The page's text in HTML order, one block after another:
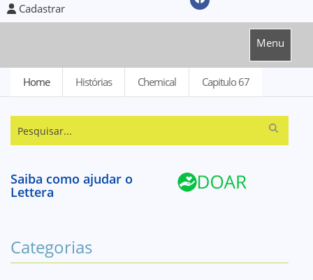
Cadastrar
Menu
Home Histórias Chemical Capitulo 67
Saiba como ajudar o
Lettera
Categorias